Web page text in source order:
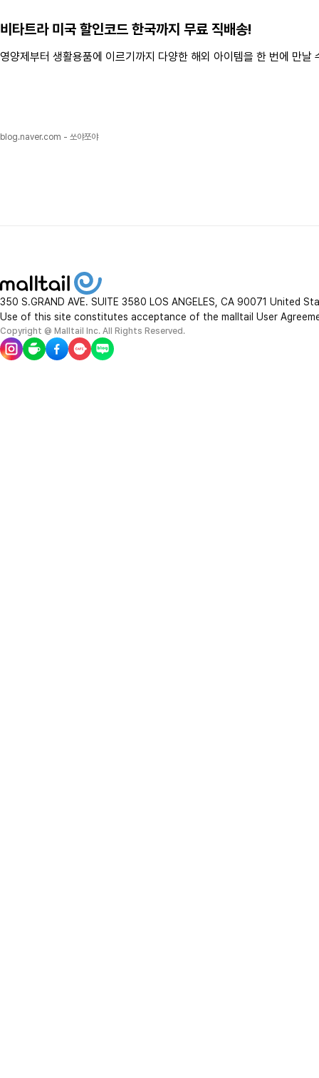
비타트라미국 할인코드 한국까지 무료 직배송!
영양제부터 생활용품에 이르기까지 다양한 해외 아이템을 한 번에 만날
blog.naver.com - 쏘야쪼야
350 S.GRAND AVE. SUITE 3580 LOS ANGELES, CA 90071 United
Use of this site constitutes acceptance of the malltail User
Copyright @ Malltail Inc. All Rights Reserved.